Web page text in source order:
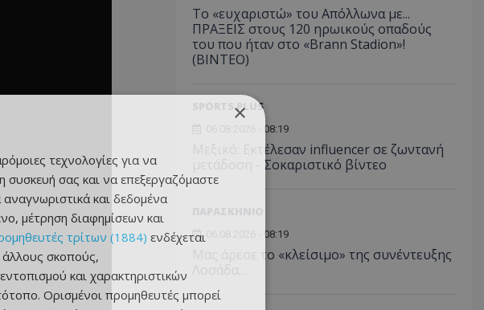
Το «ευχαριστώ» του Απόλλωνα με...
ΠΡΑΞΕΙΣ στους 120 ηρωικούς οπαδούς
του που ήταν στο «Brann Stadion»!
(ΒΙΝΤΕΟ)
SPORTS PLUS
06.08.2026 - 08:19
Μεξικό: Εκτέλεσαν influencer σε ζωντανή
μετάδοση - Σοκαριστικό βίντεο
06.08.2026 - 08:19
Μας άρεσε το «κλείσιμο» της συνέντευξης
×
τεχνολογίες για να
σας και να επεξεργαζόμαστε
και δεδομένα
μέτρηση διαφημίσεων και
τρίτων (1884) ενδέχεται
άλλους σκοπούς,
και χαρακτηριστικών
Ορισμένοι προμηθευτές μπορεί